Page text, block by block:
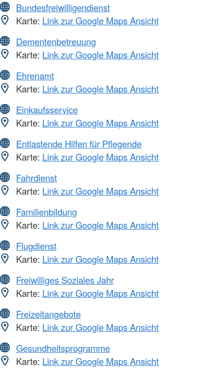
Bundesfreiwilligendienst
Karte: Link zur Google Maps Ansicht
Dementenbetreuung
Karte: Link zur Google Maps Ansicht
Ehrenamt
Karte: Link zur Google Maps Ansicht
Einkaufsservice
Karte: Link zur Google Maps Ansicht
Entlastende Hilfen für Pflegende
Karte: Link zur Google Maps Ansicht
Fahrdienst
Karte: Link zur Google Maps Ansicht
Familienbildung
Karte: Link zur Google Maps Ansicht
Flugdienst
Karte: Link zur Google Maps Ansicht
Freiwilliges Soziales Jahr
Karte: Link zur Google Maps Ansicht
Freizeitangebote
Karte: Link zur Google Maps Ansicht
Gesundheitsprogramme
Karte: Link zur Google Maps Ansicht